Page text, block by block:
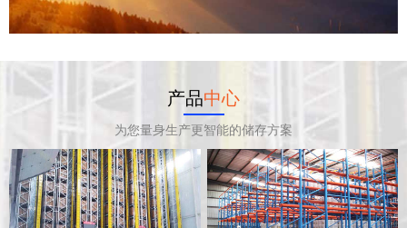
产品中心
为您量身生产更智能的储存方案